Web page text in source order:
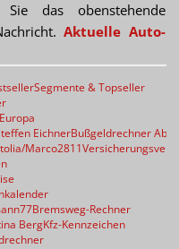
das obenstehende
Aktuelle Auto-
Segmente & Topseller
Bußgeldrechner
Bremsweg-Rechner
Kfz-Kennzeichen